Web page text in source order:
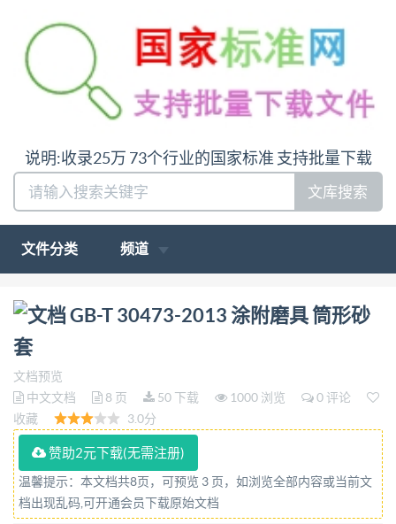
说明:收录25万 73个行业的国家标准 支持批量下载
文库搜索
文件分类 频道
问:哪里下载GB-T 30473-2013 涂附磨具 筒形砂套答:
请联系微信:siduwenku
GB-T 30473-2013 涂附磨具 筒形砂
套
文档预览
中文文档
8 页 50 下载 1000 浏览
0 评论
收藏
3.0分
赞助2元下载(无需注册)
温馨提示：本文档共8页，可预览 3 页，如浏览全部内容或当前文
档出现乱码,可开通会员下载原始文档